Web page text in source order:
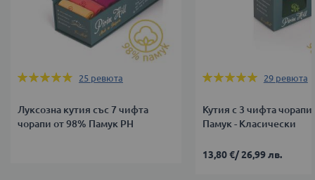
Оценка:
25 ревюта
Луксозна кутия със 7 чифта
чорапи от 98% Памук PH
Оценка:
29 ревюта
Кутия с 3 чифта чорапи
Памук - Класически
13,80 €/26,99 лв.